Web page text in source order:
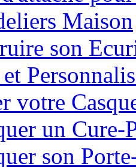
Maison
son
votre
un Cure-
son